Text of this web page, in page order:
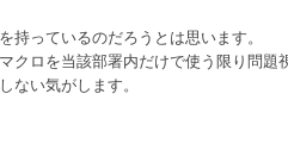
持っているのだろうとは思います。
クロを当該部署内だけで使う限り問題
ない気がします。